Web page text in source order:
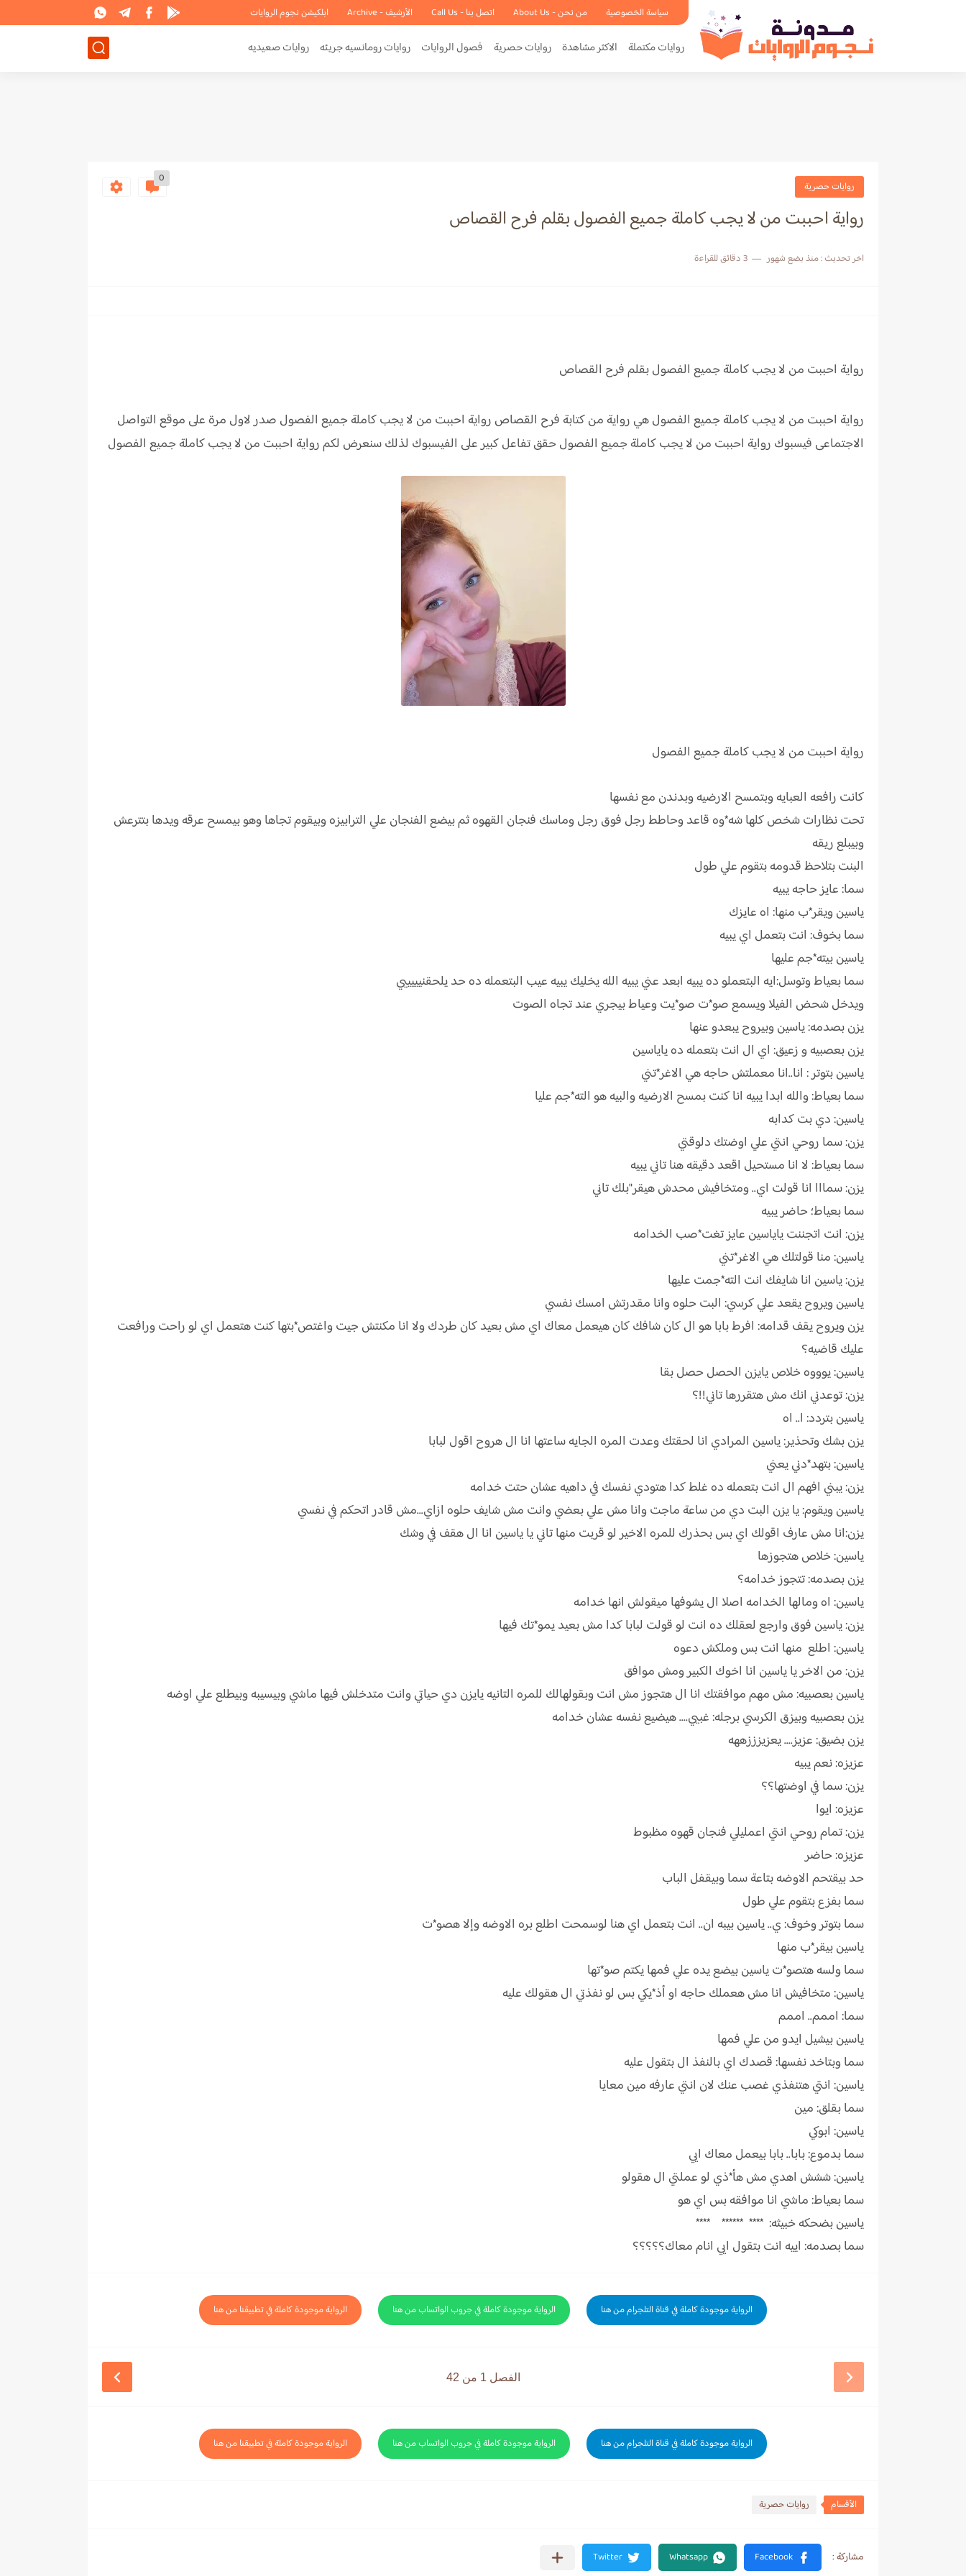
سياسة الخصوصية من نحن - About Us اتصل بنا - Call Us الأرشيف - Archive ابلكيشن نجوم الروايات
روايات مكتملة الاكثر مشاهدة روايات حصرية فصول الروايات روايات رومانسيه جريئه روايات صعيديه
روايات حصرية
0
رواية احببت من لا يجب كاملة جميع الفصول بقلم فرح القصاص
اخر تحديث :منذ بضع شهور 3 دقائق للقراءة
رواية احببت من لا يجب كاملة جميع الفصول بقلم فرح القصاص
رواية احببت من لا يجب كاملة جميع الفصول هي رواية من كتابة فرح القصاص رواية احببت من لا يجب كاملة جميع الفصول صدر لاول مرة على موقع التواصل
الاجتماعى فيسبوك رواية احببت من لا يجب كاملة جميع الفصول حققتفاعل كبير على الفيسبوك لذلك سنعرض لكمرواية احببت من لا يجب كاملة جميع الفصول
رواية احببت من لا يجب كاملة جميع الفصول
كانت رافعه العبايه وبتمسح الارضيه وبدندن مع نفسها
تحت نظارات شخص كلها شه*وه قاعد وحاطط رجل فوق رجل وماسك فنجان القهوه ثم بيضع الفنجان علي الترابيزه وبيقوم تجاها وهو بيمسح عرقه ويدها بتترعش
وبيبلع ريقه
البنت بتلاحظ قدومه بتقوم علي طول
سما: عايز حاجه يبيه
ياسين ويقر*ب منها: اه عايزك
سما بخوف: انت بتعمل اي يبيه
ياسين بيته*جم عليها
سما بعياط وتوسل:ايه البتعملو ده يبيه ابعد عني يبيه الله يخليك يبيه عيب البتعمله ده حد يلحقنيييييي
ويدخل شحض الفيلا ويسمع صو*ت صو*يت وعياط بيجري عند تجاه الصوت
يزن بصدمه: ياسين وبيروح يبعدو عنها
يزن بعصبيه و زعيق: اي ال انت بتعمله ده ياياسين
ياسين بتوتر : انا..انا معملتش حاجه هي الاغر*تني
سما بعياط: والله ابدا يبيه انا كنت بمسح الارضيه والبيه هو الته*جم عليا
ياسين: دي بت كدابه
يزن: سما روحي انتي علي اوضتك دلوقتي
سما بعياط: لا انا مستحيل اقعد دقيقه هنا تاني يبيه
يزن: سمااا انا قولت اي.. ومتخافيش محدش هيقر"بلك تاني
سما بعياط؛ حاضر يبيه
يزن: انت اتجننت ياياسين عايز تغت*صب الخدامه
ياسين: منا قولتلك هي الاغر*تني
يزن: ياسين انا شايفك انت الته*جمت عليها
ياسين ويروح يقعد علي كرسي: البت حلوه وانا مقدرتش امسك نفسي
يزن ويروح يقف قدامه: افرط بابا هو ال كان شافك كان هيعمل معاك اي مش بعيد كان طردك ولا انا مكنتش جيت واغتص*بتها كنت هتعمل اي لو راحت ورافعت
عليك قاضيه؟
ياسين: يوووه خلاص يايزن الحصل حصل بقا
يزن: توعدني انك مش هتقررها تاني!!؟
ياسين بتردد: ا.. اه
يزن بشك وتحذير: ياسين المرادي انا لحقتك وعدت المره الجايه ساعتها انا ال هروح اقول لبابا
ياسين: بتهد*دني يعني
يزن: يبني افهم ال انت بتعمله ده غلط كدا هتودي نفسك في داهيه عشان حتت خدامه
ياسين ويقوم: يا يزن البت دي من ساعة ماجت وانا مش علي بعضي وانت مش شايف حلوه ازاي...مش قادر اتحكم في نفسي
يزن:انا مش عارف اقولك اي بس بحذرك للمره الاخير لو قربت منها تاني يا ياسين انا ال هقف في وشك
ياسين: خلاص هتجوزها
يزن بصدمه: تتجوز خدامه؟
ياسين: اه ومالها الخدامه اصلا ال يشوفها ميقولش انها خدامه
يزن: ياسين فوق وارجع لعقلك ده انت لو قولت لبابا كدا مش بعيد يمو*تك فيها
ياسين: اطلع منها انت بس وملكش دعوه
يزن: من الاخر يا ياسين انا اخوك الكبير ومش موافق
ياسين بعصبيه: مش مهم موافقتك انا ال هتجوز مش انت وبقولهالك للمره التانيه يايزن دي حياتي وانت متدخلش فيها ماشي وبيسيبه وبيطلع علي اوضه
يزن بعصبيه وبيزق الكرسي برجله: غبيي.... هيضيع نفسه عشان خدامه
يزن بضيق: عزيز.... يعزيزززههه
عزيزه: نعم يبيه
يزن: سما في اوضتها؟؟
عزيزه: ايوا
يزن: تمام روحي انتي اعمليلي فنجان قهوه مظبوط
عزيزه: حاضر
حد بيقتحم الاوضه بتاعة سما وبيقفل الباب
سما بفزع بتقوم علي طول
سما بتوتر وخوف: ي.. ياسين بيبه ان.. انت بتعمل اي هنا لوسمحت اطلع بره الاوضه وإلا هصو*ت
ياسين بيقر*ب منها
سما ولسه هتصو*ت ياسين بيضع يده علي فمها يكتم صو*تها
ياسين: متخافيش انا مش هعملك حاجه او أذ*يكي بس لو نفذتي ال هقولك عليه
سما: اممم.. اممم
ياسين بيشيل ايدو من علي فمها
سما وبتاخد نفسها: قصدك اي بالنفذ ال بتقول عليه
ياسين: انتي هتنفذي غصب عنك لان انتي عارفه مين معايا
سما بقلق: مين
ياسين: ابوكي
سما بدموع: بابا.. بابا بيعمل معاك ايي
ياسين: ششش اهدي مش هأ*ذي لو عملتي ال هقولو
سما بعياط: ماشي انا موافقه بس اي هو
ياسين بضحكه خبيثه: **** ****** ****
سما بصدمه: اييه انت بتقول ايي انام معاك؟؟؟؟؟
الرواية موجودة كاملة في قناة التلجرام من هنا الرواية موجودة كاملة في جروب الواتساب من هنا الرواية موجودة كاملة في تطبيقنا من هنا
الفصل 1 من 42
الرواية موجودة كاملة في قناة التلجرام من هنا الرواية موجودة كاملة في جروب الواتساب من هنا الرواية موجودة كاملة في تطبيقنا من هنا
الأقسام روايات حصرية